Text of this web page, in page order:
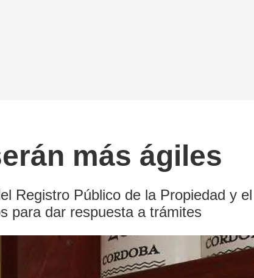
más ágiles
Registro Público de la Propiedad y
para dar respuesta a trámites